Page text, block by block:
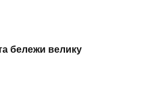
бележи велику